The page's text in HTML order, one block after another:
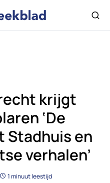
krijgt
‘De
Stadhuis en
verhalen’
1 minuut leestijd